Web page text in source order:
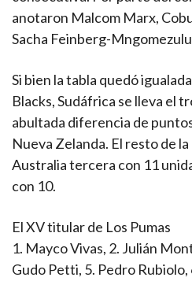
anotaron Malcom Marx,
Sacha Feinberg-
Si bien la tabla quedó
Blacks, Sudáfrica se lleva el
abultada diferencia de
Nueva Zelanda. El resto de
Australia tercera con 11
con 10.
El XV titular de Los Pumas
1. Mayco Vivas, 2. Julián
Gudo Petti, 5. Pedro Rubiolo,